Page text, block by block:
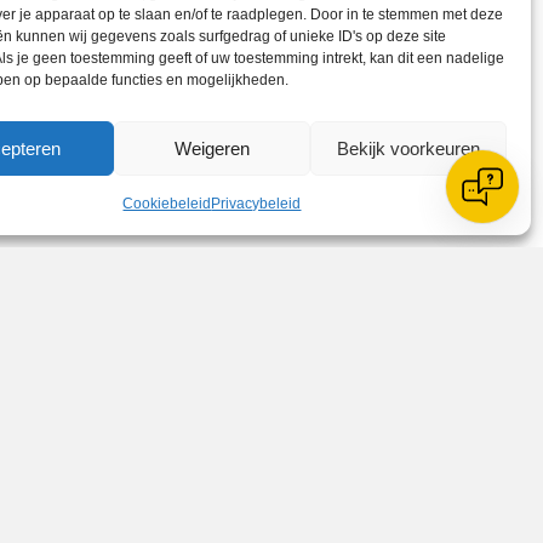
je apparaat op te slaan en/of te raadplegen. Door in te stemmen met deze
kunnen wij gegevens zoals surfgedrag of unieke ID's op deze site
je geen toestemming geeft of uw toestemming intrekt, kan dit een nadelige
op bepaalde functies en mogelijkheden.
Weigeren Bekijk voorkeuren
Cookiebeleid Privacybeleid
Jaimy Polhuis, Dylan